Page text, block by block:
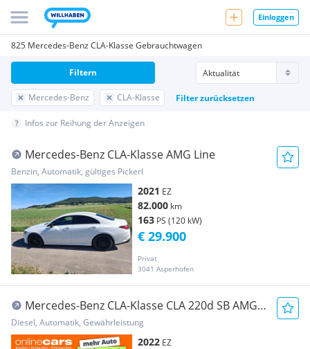
Einloggen
825 Mercedes-Benz CLA-Klasse Gebrauchtwagen
Mercedes-Benz CLA-Klasse Filter zurücksetzen
Filtern
Infos zur Reihung der Anzeigen
Mercedes-Benz CLA-Klasse AMG Line
Benzin, Automatik, gültiges Pickerl
2021 EZ
82.000 km
163 PS (120 kW)
Privat
3041 Asperhofen
€ 29.900
Mercedes-Benz CLA-Klasse CLA 220d SB AMG-
Line Aut LED SKY RADAR LEDER
Diesel, Automatik, Gewährleistung
2022 EZ